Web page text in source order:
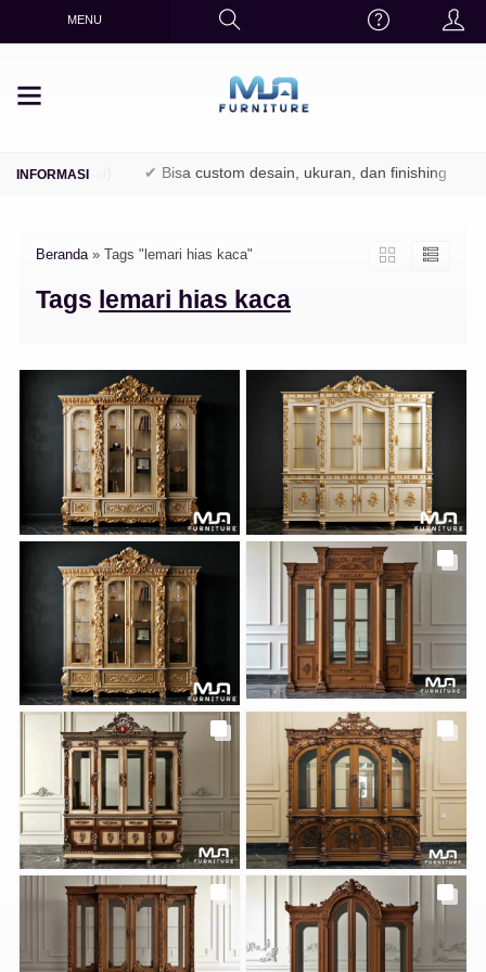
MENU
/ Perhutani) ✔ Bisa custom desain, ukuran, dan finishing
Beranda» Tags "lemari hias kaca"
Tags lemari hias kaca